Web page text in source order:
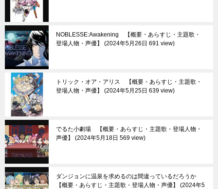
NOBLESSE:Awakening 【概要・あらすじ・主題歌・
登場人物・声優】
2024年5月26日 691 view
トリック・オア・アリス 【概要・あらすじ・主題歌・
登場人物・声優】
2024年5月25日 639 view
でるた小劇場 【概要・あらすじ・主題歌・登場人物・
声優】
2024年5月18日 569 view
ダンジョンに温泉を求めるのは間違っているだろうか
【概要・あらすじ・主題歌・登場人物・声優】
2024年5